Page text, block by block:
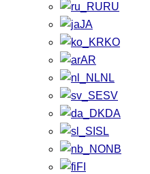
RU
JA
KO
AR
NL
SV
DA
SL
NB
FI